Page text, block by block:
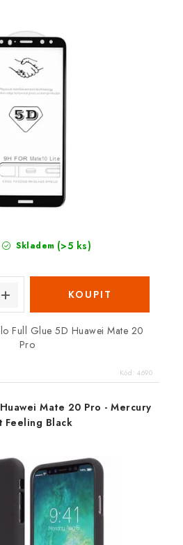
Skladem (>5 ks)
Full Glue 5D Huawei Mate 20
Pro
Kód: 4690
Mate 20 Pro - Mercury
Feeling Black